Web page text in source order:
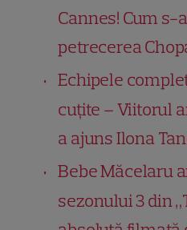
Cannes! Cum s-
petrecerea
Echipele
cuțite – Viitorul
a ajuns Ilona
Bebe Măcelaru
sezonului 3 din